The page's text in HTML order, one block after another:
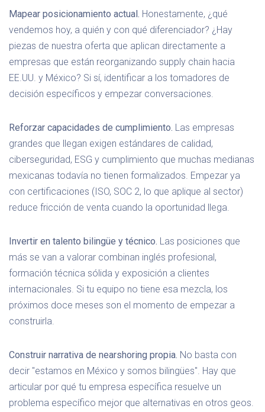
Mapear posicionamiento actual. Honestamente, ¿qué
vendemos hoy, a quién y con qué diferenciador? ¿Hay
piezas de nuestra oferta que aplican directamente a
empresas que están reorganizando supply chain hacia
EE.UU. y México? Si sí, identificar a los tomadores de
decisión específicos y empezar conversaciones.
Reforzar capacidades de cumplimiento. Las empresas
grandes que llegan exigen estándares de calidad,
ciberseguridad, ESG y cumplimiento que muchas medianas
mexicanas todavía no tienen formalizados. Empezar ya
con certificaciones (ISO, SOC 2, lo que aplique al sector)
reduce fricción de venta cuando la oportunidad llega.
Invertir en talento bilingüe y técnico. Las posiciones que
más se van a valorar combinan inglés profesional,
formación técnica sólida y exposición a clientes
internacionales. Si tu equipo no tiene esa mezcla, los
próximos doce meses son el momento de empezar a
construirla.
Construir narrativa de nearshoring propia. No basta con
decir "estamos en México y somos bilingües". Hay que
articular por qué tu empresa específica resuelve un
problema específico mejor que alternativas en otros geos.